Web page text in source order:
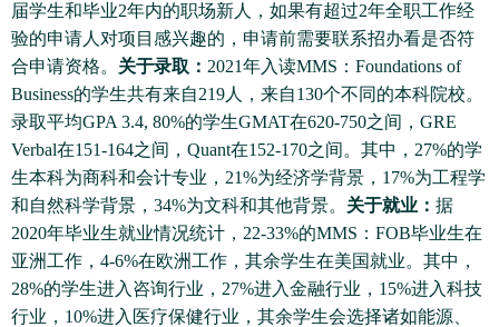
届学生和毕业2年内的职场新人，如果有超过2年全职工作经
验的申请人对项目感兴趣的，申请前需要联系招办看是否符
合申请资格。 关于录取： 2021年入读MMS：Foundations of
Business的学生共有来自219人，来自130个不同的本科院校。
录取平均GPA 3.4, 80%的学生GMAT在620-750之间，GRE
Verbal在151-164之间，Quant在152-170之间。其中，27%的学
生本科为商科和会计专业，21%为经济学背景，17%为工程学
和自然科学背景，34%为文科和其他背景。 关于就业： 据
2020年毕业生就业情况统计，22-33%的MMS：FOB毕业生在
亚洲工作，4-6%在欧洲工作，其余学生在美国就业。其中，
28%的学生进入咨询行业，27%进入金融行业，15%进入科技
行业，10%进入医疗保健行业，其余学生会选择诸如能源、